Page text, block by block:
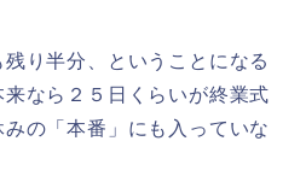
り半分、ということになる
なら２５日くらいが終業式
の「本番」にも入っていな